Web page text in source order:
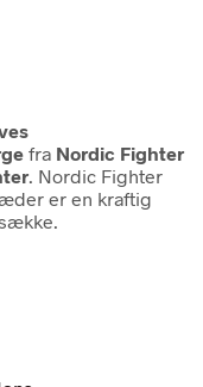
fra Nordic Fighter
. Nordic Fighter
er en kraftig